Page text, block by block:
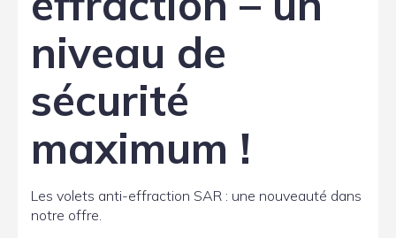
niveau de
sécurité
maximum !
Les volets anti-effraction SAR : une nouveauté dans
notre offre.